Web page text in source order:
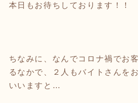
本日もお待ちしております！！
ちなみに、なんでコロナ禍でお
るなかで、２人もバイトさんを
いいますと…